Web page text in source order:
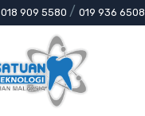
018 909 5580 / 019 936 6508